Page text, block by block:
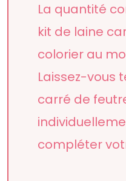
La quantité
kit de laine
colorier au
Laissez-vous
carré de
compléter